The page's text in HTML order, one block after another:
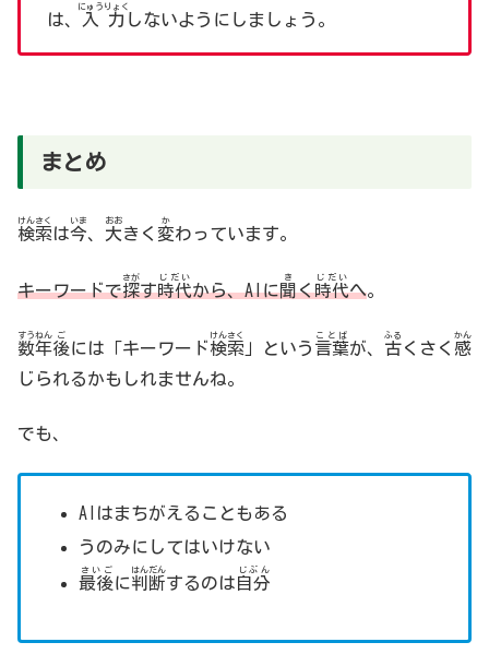
は、 入力
にゅうりょく
しないようにしましょう。
まとめ
検索
けんさく
は今
いま
、 大
おお
きく 変
か
わっています。
キーワードで探
さが
す時代
じだい
から、AIに聞
き
く時代
じだい
へ。
数年
すうねん
後
ご
には「キーワード検索
けんさく
」という 言葉
ことば
が、 古
ふる
くさく 感
かん
じられるかもしれませんね。
でも、
AIはまちがえることもある
うのみにしてはいけない
最後
さいご
に判断
はんだん
するのは 自分
じぶん